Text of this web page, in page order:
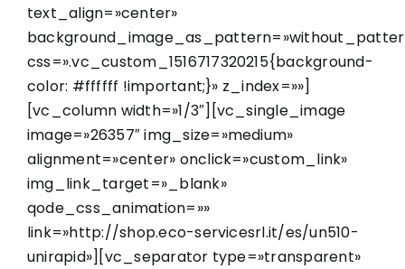
text_align=»center»
css=».vc_custom_1516717320215{background-
color: #ffffff !important;}» z_index=»»]
[vc_column width=»1/3″][vc_single_image
image=»26357″ img_size=»medium»
alignment=»center» onclick=»custom_link»
img_link_target=»_blank»
qode_css_animation=»»
link=»http://shop.eco-servicesrl.it/es/un510-
unirapid»][vc_separator type=»transparent»